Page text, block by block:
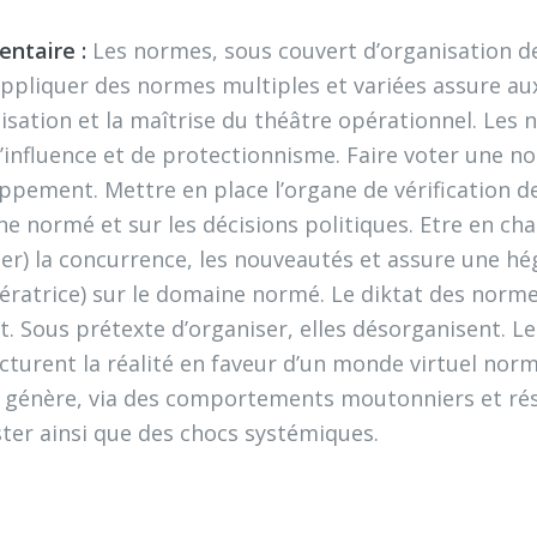
: Les normes, sous couvert d’organisation
des normes multiples et variées assure
et la maîtrise du théâtre opérationnel. Les
et de protectionnisme. Faire voter une
Mettre en place l’organe de vérification
normé et sur les décisions politiques. Etre en
la concurrence, les nouveautés et assure une
sur le domaine normé. Le diktat des
Sous prétexte d’organiser, elles désorganisent.
la réalité en faveur d’un monde virtuel
via des comportements moutonniers et
ainsi que des chocs systémiques.